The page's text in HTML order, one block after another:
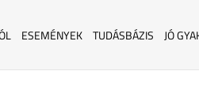
ESEMÉNYEK TUDÁSBÁZIS JÓ